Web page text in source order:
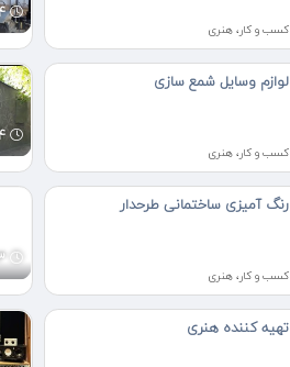
کسب و کار، هنری
4 هفته پیش
لوازم وسایل شمع سازی
کسب و کار، هنری
4 هفته پیش
رنگ آمیزی ساختمانی طرحدار
کسب و کار، هنری
3 ماه پیش
تهیه کننده هنری